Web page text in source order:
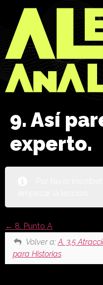
9. Así
experto.
8. Punto A
Volver a:A. 3.5
para Historias